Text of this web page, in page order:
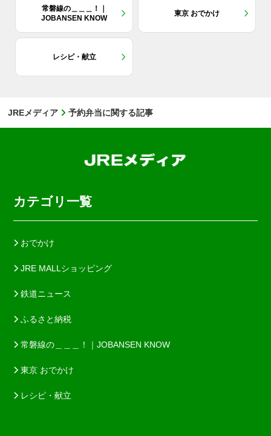
常磐線の＿＿＿！｜
JOBANSEN KNOW
東京 おでかけ
レシピ・献立
JREメディア 予約弁当に関する記事
カテゴリ一覧
おでかけ
JRE MALLショッピング
鉄道ニュース
ふるさと納税
常磐線の＿＿＿！｜JOBANSEN KNOW
東京 おでかけ
レシピ・献立